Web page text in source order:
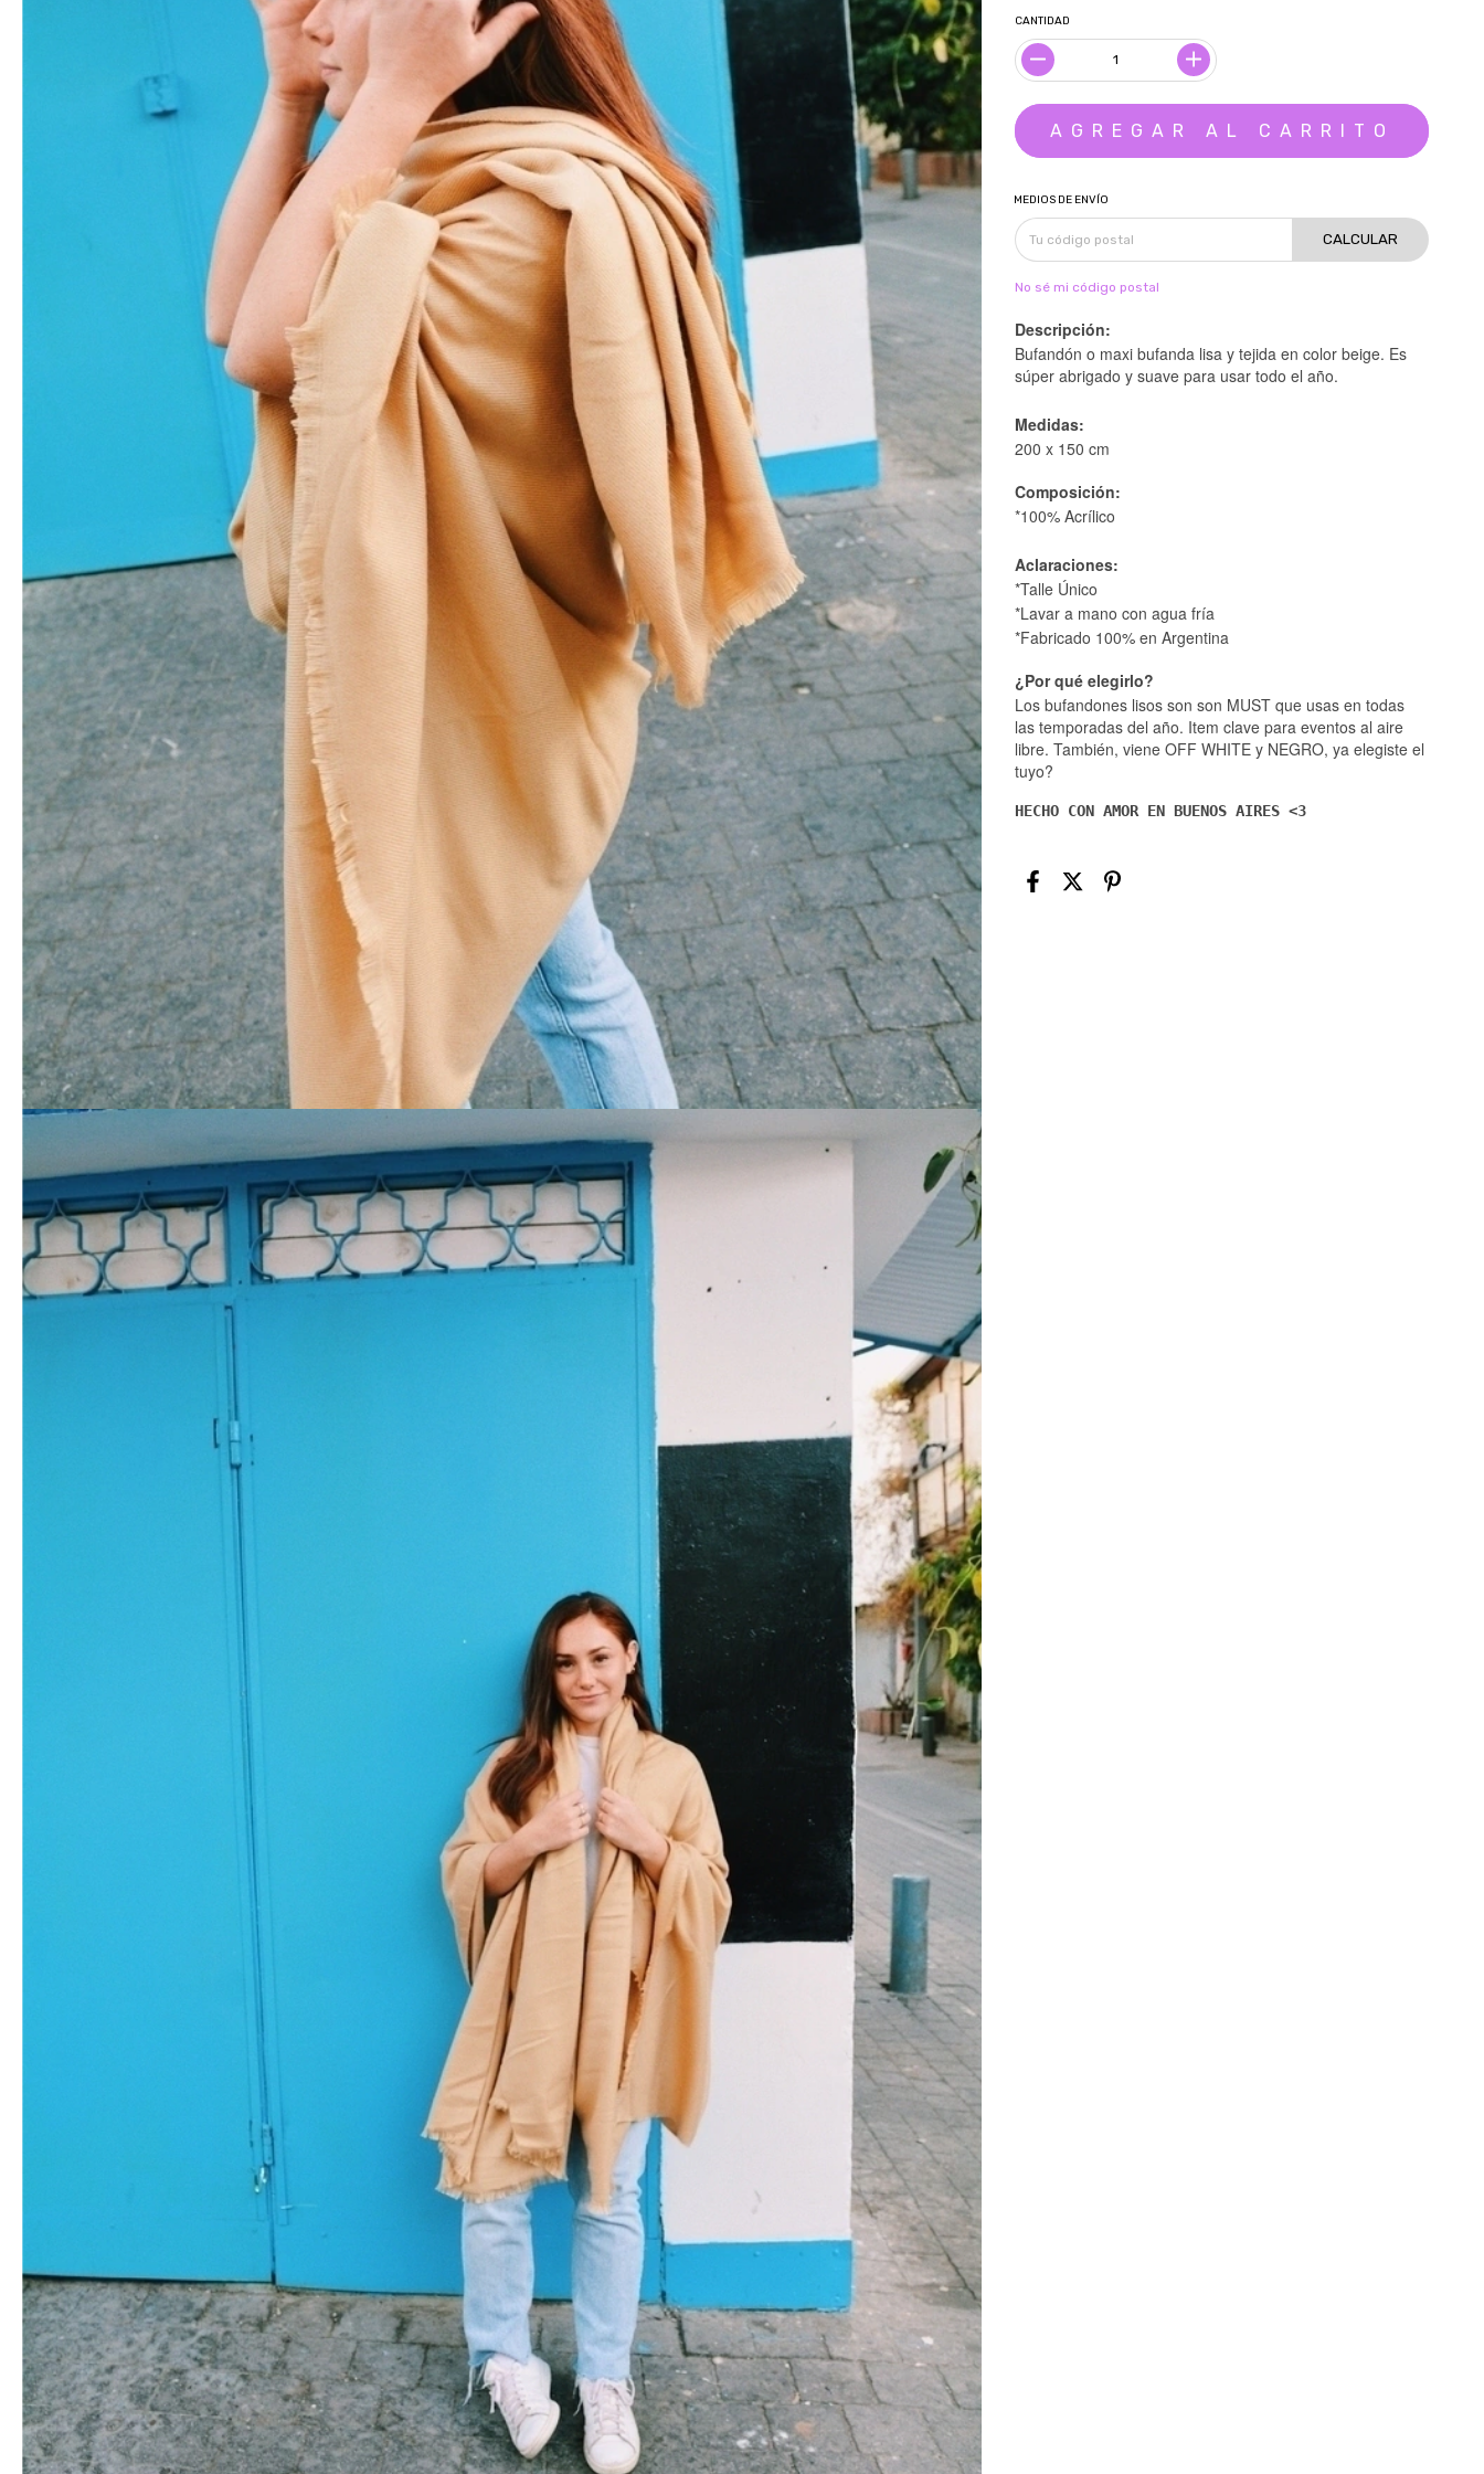
CANTIDAD
MEDIOS DE ENVÍO
CALCULAR
No sé mi código postal
Descripción:
Bufandón o maxi bufanda lisa y tejida en color beige. Es
súper abrigado y suave para usar todo el año.
Medidas:
200 x 150 cm
Composición:
*100% Acrílico
Aclaraciones:
*Talle Único
*Lavar a mano con agua fría
*Fabricado 100% en Argentina
¿Por qué elegirlo?
Los bufandones lisos son son MUST que usas en todas
las temporadas del año. Item clave para eventos al aire
libre. También, viene OFF WHITE y NEGRO, ya elegiste el
tuyo?
HECHO CON AMOR EN BUENOS AIRES <3